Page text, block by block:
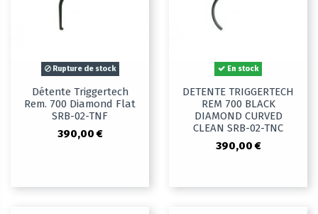
Rupture de stock
Détente Triggertech
Rem. 700 Diamond Flat
SRB-02-TNF
390,00 €
En stock
DETENTE TRIGGERTECH
REM 700 BLACK
DIAMOND CURVED
CLEAN SRB-02-TNC
390,00 €